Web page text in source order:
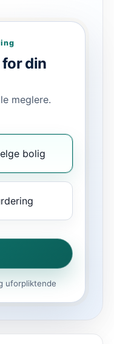
din
meglere.
bolig
uforpliktende